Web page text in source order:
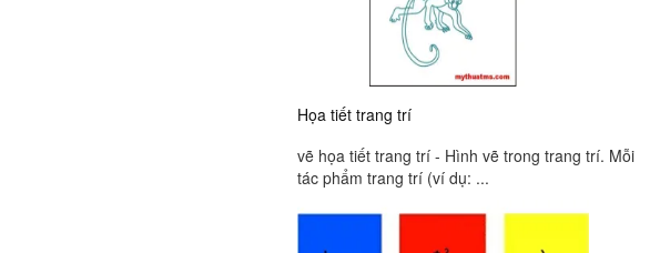
Họa tiết trang trí
vẽ họa tiết trang trí - Hình vẽ trong trang trí. Mỗi
tác phẩm trang trí (ví dụ: ...